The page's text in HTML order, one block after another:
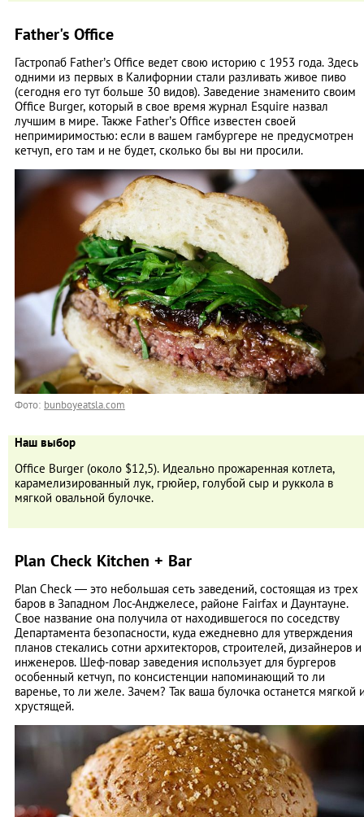
Father's Office
Гастропаб Father’s Office ведет свою историю с 1953 года. Здесь
одними из первых в Калифорнии стали разливать живое пиво
(сегодня его тут больше 30 видов). Заведение знаменито своим
Office Burger, который в свое время журнал Esquire назвал
лучшим в мире. Также Father’s Office известен своей
непримиримостью: если в вашем гамбургере не предусмотрен
кетчуп, его там и не будет, сколько бы вы ни просили.
Фото: bunboyeatsla.com
Наш выбор
Office Burger (около $12,5). Идеально прожаренная котлета,
карамелизированный лук, грюйер, голубой сыр и руккола в
мягкой овальной булочке.
Plan Check Kitchen + Bar
Plan Check ― это небольшая сеть заведений, состоящая из трех
баров в Западном Лос-Анджелесе, районе Fairfax и Даунтауне.
Свое название она получила от находившегося по соседству
Департамента безопасности, куда ежедневно для утверждения
планов стекались сотни архитекторов, строителей, дизайнеров и
инженеров. Шеф-повар заведения использует для бургеров
особенный кетчуп, по консистенции напоминающий то ли
варенье, то ли желе. Зачем? Так ваша булочка останется мягкой
хрустящей.